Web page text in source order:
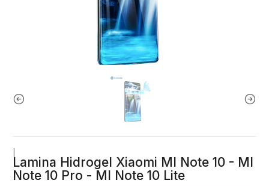
Lamina Hidrogel Xiaomi MI Note 10 - MI
Note 10 Pro - MI Note 10 Lite